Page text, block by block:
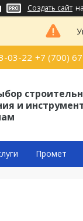
Создать сайт
03-22 +7 (700)
и
Промет